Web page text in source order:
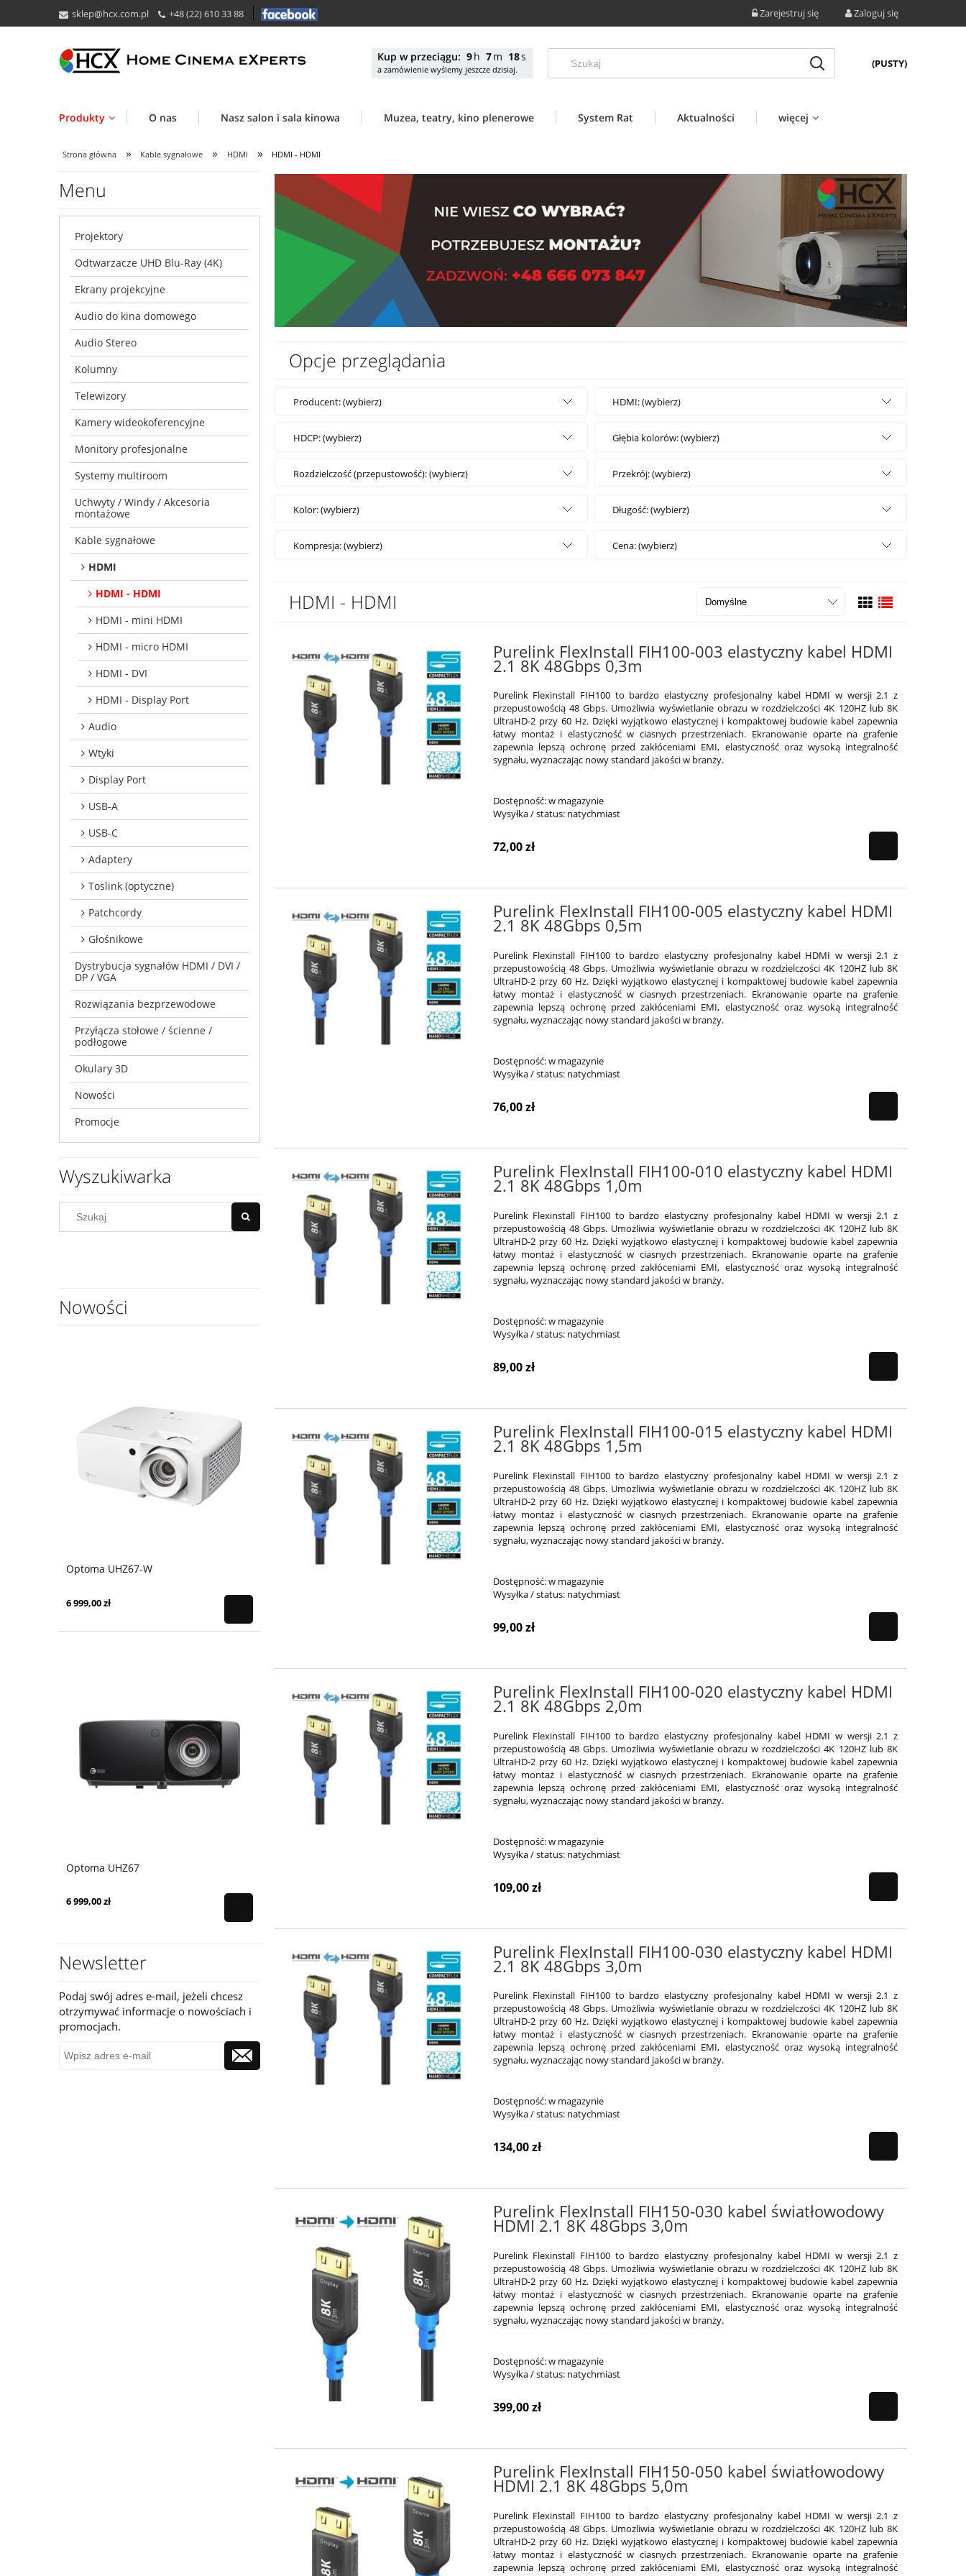
sklep@hcx.com.pl +48 (22) 610 33 88 Zarejestruj się Zaloguj się
(PUSTY)
Kup w przeciągu: 9 7 17
a zamówienie wyślemy jeszcze dzisiaj.
Produkty O nas Nasz salon i sala kinowa Muzea, teatry, kino plenerowe System Rat Aktualności więcej
Strona główna » Kable sygnałowe » HDMI » HDMI - HDMI
Menu
Projektory
Odtwarzacze UHD Blu-Ray (4K)
Ekrany projekcyjne
Audio do kina domowego
Audio Stereo
Kolumny
Telewizory
Kamery wideokoferencyjne
Monitory profesjonalne
Systemy multiroom
Uchwyty / Windy / Akcesoria
montażowe
Kable sygnałowe
HDMI
HDMI - HDMI
HDMI - mini HDMI
HDMI - micro HDMI
HDMI - DVI
HDMI - Display Port
Audio
Wtyki
Display Port
USB-A
USB-C
Adaptery
Toslink (optyczne)
Patchcordy
Głośnikowe
Dystrybucja sygnałów HDMI / DVI /
DP / VGA
Rozwiązania bezprzewodowe
Przyłącza stołowe / ścienne /
podłogowe
Okulary 3D
Nowości
Promocje
Wyszukiwarka
Nowości
Optoma UHZ67-W
6 999,00 zł
Optoma UHZ67
6 999,00 zł
Newsletter
Podaj swój adres e-mail, jeżeli chcesz
otrzymywać informacje o nowościach i
promocjach.
Opcje przeglądania
Producent: (wybierz) HDMI: (wybierz)
HDCP: (wybierz) Głębia kolorów: (wybierz)
Rozdzielczość (przepustowość): (wybierz) Przekrój: (wybierz)
Kolor: (wybierz) Długość: (wybierz)
Kompresja: (wybierz) Cena: (wybierz)
HDMI - HDMI
Purelink FlexInstall FIH100-003 elastyczny kabel HDMI
2.1 8K 48Gbps 0,3m
Purelink Flexinstall FIH100 to bardzo elastyczny profesjonalny kabel HDMI w wersji 2.1 z
przepustowością 48 Gbps. Umożliwia wyświetlanie obrazu w rozdzielczości 4K 120HZ lub 8K
UltraHD-2 przy 60 Hz. Dzięki wyjątkowo elastycznej i kompaktowej budowie kabel zapewnia
łatwy montaż i elastyczność w ciasnych przestrzeniach. Ekranowanie oparte na grafenie
zapewnia lepszą ochronę przed zakłóceniami EMI, elastyczność oraz wysoką integralność
sygnału, wyznaczając nowy standard jakości w branży.
Dostępność:w magazynie
Wysyłka / status: natychmiast
72,00 zł
Purelink FlexInstall FIH100-005 elastyczny kabel HDMI
2.1 8K 48Gbps 0,5m
Purelink Flexinstall FIH100 to bardzo elastyczny profesjonalny kabel HDMI w wersji 2.1 z
przepustowością 48 Gbps. Umożliwia wyświetlanie obrazu w rozdzielczości 4K 120HZ lub 8K
UltraHD-2 przy 60 Hz. Dzięki wyjątkowo elastycznej i kompaktowej budowie kabel zapewnia
łatwy montaż i elastyczność w ciasnych przestrzeniach. Ekranowanie oparte na grafenie
zapewnia lepszą ochronę przed zakłóceniami EMI, elastyczność oraz wysoką integralność
sygnału, wyznaczając nowy standard jakości w branży.
Dostępność:w magazynie
Wysyłka / status: natychmiast
76,00 zł
Purelink FlexInstall FIH100-010 elastyczny kabel HDMI
2.1 8K 48Gbps 1,0m
Purelink Flexinstall FIH100 to bardzo elastyczny profesjonalny kabel HDMI w wersji 2.1 z
przepustowością 48 Gbps. Umożliwia wyświetlanie obrazu w rozdzielczości 4K 120HZ lub 8K
UltraHD-2 przy 60 Hz. Dzięki wyjątkowo elastycznej i kompaktowej budowie kabel zapewnia
łatwy montaż i elastyczność w ciasnych przestrzeniach. Ekranowanie oparte na grafenie
zapewnia lepszą ochronę przed zakłóceniami EMI, elastyczność oraz wysoką integralność
sygnału, wyznaczając nowy standard jakości w branży.
Dostępność:w magazynie
Wysyłka / status: natychmiast
89,00 zł
Purelink FlexInstall FIH100-015 elastyczny kabel HDMI
2.1 8K 48Gbps 1,5m
Purelink Flexinstall FIH100 to bardzo elastyczny profesjonalny kabel HDMI w wersji 2.1 z
przepustowością 48 Gbps. Umożliwia wyświetlanie obrazu w rozdzielczości 4K 120HZ lub 8K
UltraHD-2 przy 60 Hz. Dzięki wyjątkowo elastycznej i kompaktowej budowie kabel zapewnia
łatwy montaż i elastyczność w ciasnych przestrzeniach. Ekranowanie oparte na grafenie
zapewnia lepszą ochronę przed zakłóceniami EMI, elastyczność oraz wysoką integralność
sygnału, wyznaczając nowy standard jakości w branży.
Dostępność:w magazynie
Wysyłka / status: natychmiast
99,00 zł
Purelink FlexInstall FIH100-020 elastyczny kabel HDMI
2.1 8K 48Gbps 2,0m
Purelink Flexinstall FIH100 to bardzo elastyczny profesjonalny kabel HDMI w wersji 2.1 z
przepustowością 48 Gbps. Umożliwia wyświetlanie obrazu w rozdzielczości 4K 120HZ lub 8K
UltraHD-2 przy 60 Hz. Dzięki wyjątkowo elastycznej i kompaktowej budowie kabel zapewnia
łatwy montaż i elastyczność w ciasnych przestrzeniach. Ekranowanie oparte na grafenie
zapewnia lepszą ochronę przed zakłóceniami EMI, elastyczność oraz wysoką integralność
sygnału, wyznaczając nowy standard jakości w branży.
Dostępność:w magazynie
Wysyłka / status: natychmiast
109,00 zł
Purelink FlexInstall FIH100-030 elastyczny kabel HDMI
2.1 8K 48Gbps 3,0m
Purelink Flexinstall FIH100 to bardzo elastyczny profesjonalny kabel HDMI w wersji 2.1 z
przepustowością 48 Gbps. Umożliwia wyświetlanie obrazu w rozdzielczości 4K 120HZ lub 8K
UltraHD-2 przy 60 Hz. Dzięki wyjątkowo elastycznej i kompaktowej budowie kabel zapewnia
łatwy montaż i elastyczność w ciasnych przestrzeniach. Ekranowanie oparte na grafenie
zapewnia lepszą ochronę przed zakłóceniami EMI, elastyczność oraz wysoką integralność
sygnału, wyznaczając nowy standard jakości w branży.
Dostępność:w magazynie
Wysyłka / status: natychmiast
134,00 zł
Purelink FlexInstall FIH150-030 kabel światłowodowy
HDMI 2.1 8K 48Gbps 3,0m
Purelink Flexinstall FIH100 to bardzo elastyczny profesjonalny kabel HDMI w wersji 2.1 z
przepustowością 48 Gbps. Umożliwia wyświetlanie obrazu w rozdzielczości 4K 120HZ lub 8K
UltraHD-2 przy 60 Hz. Dzięki wyjątkowo elastycznej i kompaktowej budowie kabel zapewnia
łatwy montaż i elastyczność w ciasnych przestrzeniach. Ekranowanie oparte na grafenie
zapewnia lepszą ochronę przed zakłóceniami EMI, elastyczność oraz wysoką integralność
sygnału, wyznaczając nowy standard jakości w branży.
Dostępność:w magazynie
Wysyłka / status: natychmiast
399,00 zł
Purelink FlexInstall FIH150-050 kabel światłowodowy
HDMI 2.1 8K 48Gbps 5,0m
Purelink Flexinstall FIH100 to bardzo elastyczny profesjonalny kabel HDMI w wersji 2.1 z
przepustowością 48 Gbps. Umożliwia wyświetlanie obrazu w rozdzielczości 4K 120HZ lub 8K
UltraHD-2 przy 60 Hz. Dzięki wyjątkowo elastycznej i kompaktowej budowie kabel zapewnia
łatwy montaż i elastyczność w ciasnych przestrzeniach. Ekranowanie oparte na grafenie
zapewnia lepszą ochronę przed zakłóceniami EMI, elastyczność oraz wysoką integralność